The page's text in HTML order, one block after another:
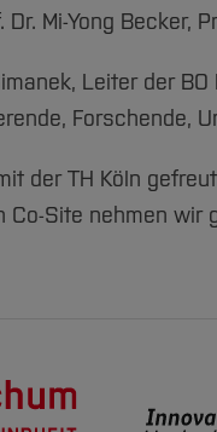
Mi-Yong Becker,
Leiter der
Forschende,
der TH Köln
Site nehmen